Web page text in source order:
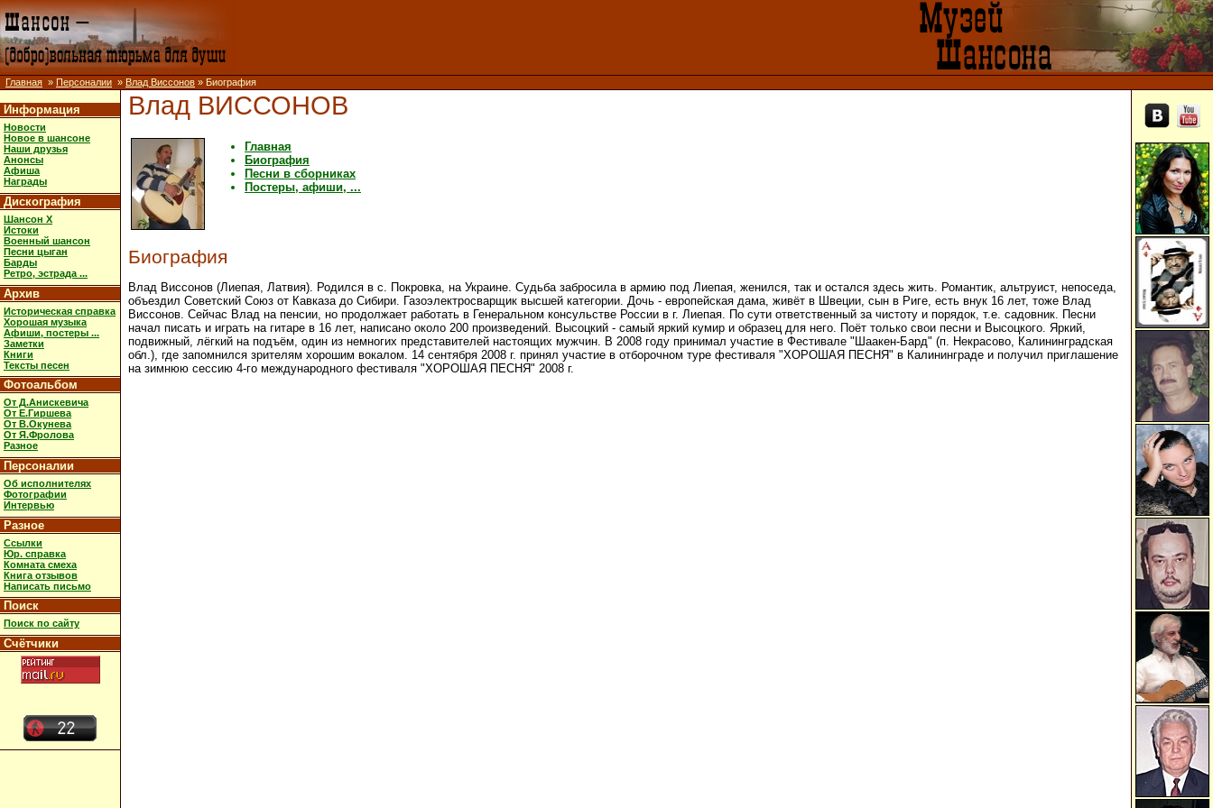
Главная » Персоналии » Влад Виссонов » Биография
Информация
Новости
Новое в шансоне
Наши друзья
Анонсы
Афиша
Награды
Дискография
Шансон X
Истоки
Военный шансон
Песни цыган
Барды
Ретро, эстрада ...
Архив
Историческая справка
Хорошая музыка
Афиши, постеры ...
Заметки
Книги
Тексты песен
Фотоальбом
От Д.Анискевича
От Е.Гиршева
От В.Окунева
От Я.Фролова
Разное
Персоналии
Об исполнителях
Фотографии
Интервью
Разное
Ссылки
Юр. справка
Комната смеха
Книга отзывов
Написать письмо
Поиск
Поиск по сайту
Счётчики
Влад ВИССОНОВ
Главная
Биография
Песни в сборниках
Постеры, афиши, ...
Биография
Влад Виссонов (Лиепая, Латвия). Родился в с. Покровка, на Украине. Судьба забросила в армию под Лиепая, женился, так и остался здесь жить. Романтик, альтруист, непоседа,
объездил Советский Союз от Кавказа до Сибири. Газоэлектросварщик высшей категории. Дочь - европейская дама, живёт в Швеции, сын в Риге, есть внук 16 лет, тоже Влад
Виссонов. Сейчас Влад на пенсии, но продолжает работать в Генеральном консульстве России в г. Лиепая. По сути ответственный за чистоту и порядок, т.е. садовник. Песни
начал писать и играть на гитаре в 16 лет, написано около 200 произведений. Высоцкий - самый яркий кумир и образец для него. Поёт только свои песни и Высоцкого. Яркий,
подвижный, лёгкий на подъём, один из немногих представителей настоящих мужчин. В 2008 году принимал участие в Фестивале "Шаакен-Бард" (п. Некрасово, Калининградская
обл.), где запомнился зрителям хорошим вокалом. 14 сентября 2008 г. принял участие в отборочном туре фестиваля "ХОРОШАЯ ПЕСНЯ" в Калининграде и получил приглашение
на зимнюю сессию 4-го международного фестиваля "ХОРОШАЯ ПЕСНЯ" 2008 г.